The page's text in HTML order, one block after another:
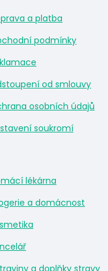
lékárna
a domácnost
a doplňky stravy
a platba
podmínky
od smlouvy
osobních údajů
soukromí